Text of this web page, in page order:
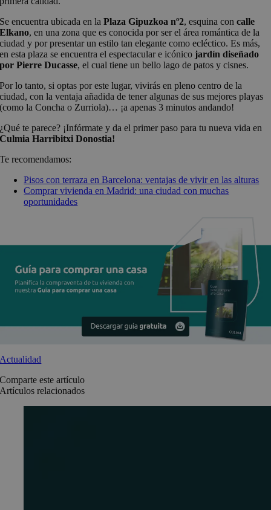
Se encuentra ubicada en laPlaza Gipuzkoa nº2, esquina concalle
Elkano, en una zona que es conocida por ser el área romántica de la
ciudad y por presentar un estilo tan elegante como ecléctico. Es más,
en esta plaza se encuentra el espectacular e icónico jardín diseñado
por Pierre Ducasse, el cual tiene un bello lago de patos y cisnes.
Por lo tanto, si optas por este lugar, vivirás en pleno centro de la
ciudad, con la ventaja añadida de tener algunas de sus mejores playas
(como la Concha o Zurriola)… ¡a apenas 3 minutos andando!
¿Qué te parece? ¡Infórmate y da el primer paso para tu nueva vida en
Culmia Harribitxi Donostia!
Te recomendamos:
Pisos con terraza en Barcelona: ventajas de vivir en las alturas
Comprar vivienda en Madrid: una ciudad con muchas
oportunidades
Actualidad
Comparte este artículo
Artículos relacionados